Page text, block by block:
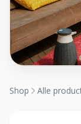
Shop Alle